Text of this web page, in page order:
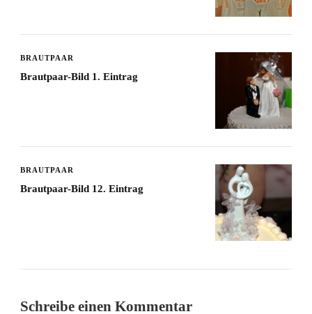
BRAUTPAAR
Brautpaar-Bild 1. Eintrag
BRAUTPAAR
Brautpaar-Bild 12. Eintrag
Schreibe einen Kommentar